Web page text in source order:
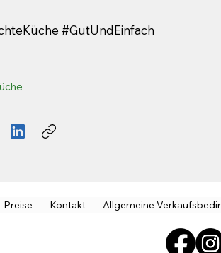
#GutUndEinfach
Preise Kontakt Allgemeine